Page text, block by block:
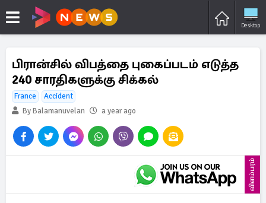
Desktop
பிரான்சில் விபத்தை புகைப்படம் எடுத்த
240 சாரதிகளுக்கு சிக்கல்
France
Accident
By Balamanuvelan
a year ago
விளம்பரம்